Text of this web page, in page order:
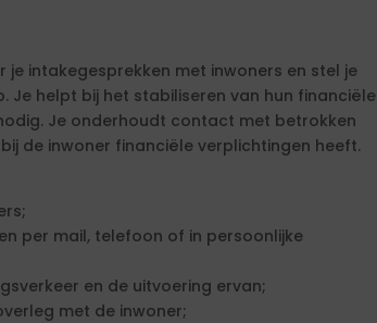
intakegesprekken met inwoners en stel je
Je helpt bij het stabiliseren van hun financiële
Je onderhoudt contact met betrokken
de inwoner financiële verplichtingen heeft.
per mail, telefoon of in persoonlijke
en de uitvoering ervan;
met de inwoner;